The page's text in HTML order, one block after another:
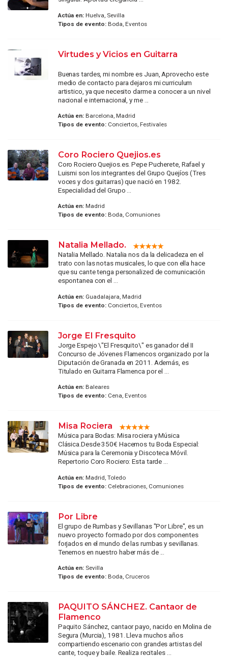
Actúa en:Huelva, Sevilla
Tipos de evento:Boda, Eventos
Virtudes y Vicios en Guitarra
Buenas tardes, mi nombre es Juan, Aprovecho este
medio de contacto para dejaros mi curriculum
artistico, ya que necesito darme a conocer a un nivel
nacional e internacional, y me ...
Actúa en:Barcelona, Madrid
Tipos de evento:Conciertos, Festivales
Coro Rociero Quejios.es
Coro Rociero Quejios.es. Pepe Pucherete, Rafael y
Luismi son los integrantes del Grupo Quejíos (Tres
voces y dos guitarras) que nació en 1982.
Especialidad del Grupo ...
Actúa en:Madrid
Tipos de evento:Boda, Comuniones
Natalia Mellado.
Natalia Mellado. Natalia nos da la delicadeza en el
trato con las notas musicales, lo que con ella hace
que su cante tenga personalized de comunicación
espontanea con el ...
Actúa en:Guadalajara, Madrid
Tipos de evento:Conciertos, Eventos
Jorge El Fresquito
Jorge Espejo \"El Fresquito\" es ganador del II
Concurso de Jóvenes Flamencos organizado por la
Diputación de Granada en 2011. Además, es
Titulado en Guitarra Flamenca por el ...
Actúa en:Baleares
Tipos de evento:Cena, Eventos
Misa Rociera
Música para Bodas: Misa rociera y Música
Clásica.Desde 350€ Hacemos tu Boda Especial:
Música para la Ceremonia y Discoteca Móvil.
Repertorio Coro Rociero: Esta tarde ...
Actúa en:Madrid, Toledo
Tipos de evento:Celebraciones, Comuniones
Por Libre
El grupo de Rumbas y Sevillanas "Por Libre", es un
nuevo proyecto formado por dos componentes
forjados en el mundo de las rumbas y sevillanas.
Tenemos en nuestro haber más de ...
Actúa en:Sevilla
Tipos de evento:Boda, Cruceros
PAQUITO SÁNCHEZ. Cantaor de
Flamenco
Paquito Sánchez, cantaor payo, nacido en Molina de
Segura (Murcia), 1981. Lleva muchos años
compartiendo escenario con grandes artistas del
cante, toque y baile. Realiza recitales ...